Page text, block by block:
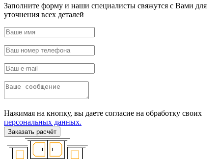
Заполните форму и наши специалисты свяжутся с Вами для
уточнения всех деталей
Нажимая на кнопку, вы даете согласие на обработку своих
персональных данных.
Заказать расчёт